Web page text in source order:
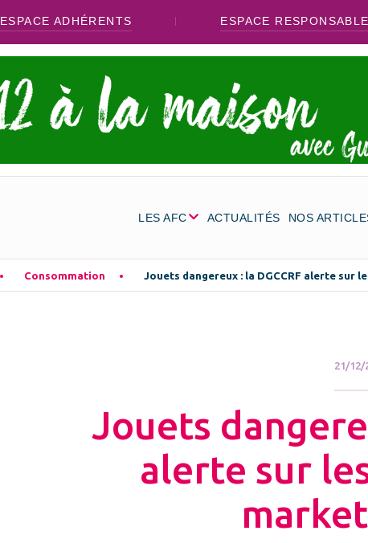
ESPACE ADHÉRENTS ESPACE
LES AFC ACTUALITÉS NOS
Consommation Jouets dangereux : la DGCCRF alerte sur
21/12/
Jouets
alerte sur